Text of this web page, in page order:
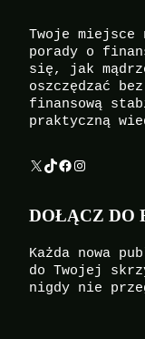
Twoje
porady o
się, jak
oszczędzać
finansową
praktyczną
X TikTok Facebook Instagram
DOŁĄCZ DO
Każda nowa
do Twojej
nigdy nie